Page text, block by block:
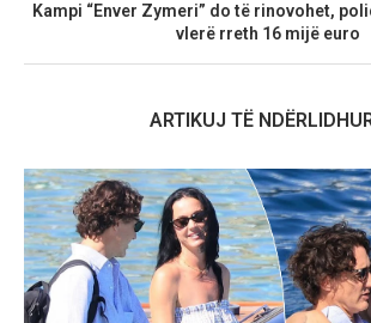
Kampi “Enver Zymeri” do të rinovohet,
vlerë rreth 16 mijë euro
ARTIKUJ TË